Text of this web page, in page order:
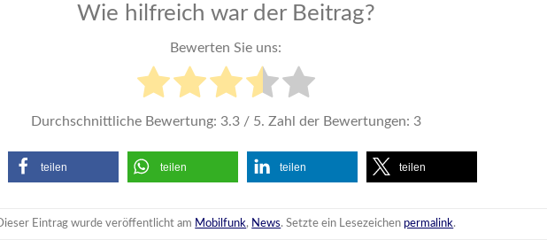
Wie hilfreich war der Beitrag?
Bewerten Sie uns:
Durchschnittliche Bewertung: 3.3/ 5. Zahl der Bewertungen: 3
teilen teilen teilen teilen
Dieser Eintrag wurde veröffentlicht am Mobilfunk, News. Setzte ein Lesezeichen permalink.